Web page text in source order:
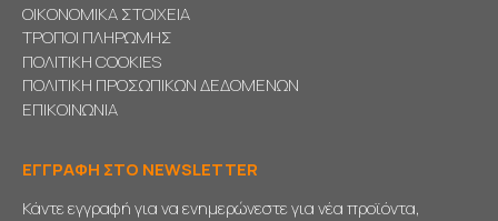
ΟΙΚΟΝΟΜΙΚΑ ΣΤΟΙΧΕΙΑ
ΤΡΟΠΟΙ ΠΛΗΡΩΜΗΣ
ΠΟΛΙΤΙΚΗ COOKIES
ΠΟΛΙΤΙΚΗ ΠΡΟΣΩΠΙΚΩΝ ΔΕΔΟΜΕΝΩΝ
ΕΠΙΚΟΙΝΩΝΙΑ
ΕΓΓΡΑΦΗ ΣΤΟ NEWSLETTER
Κάντε εγγραφή για να ενημερώνεστε για νέα προϊόντα,